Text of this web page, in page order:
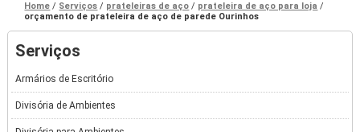
Home Serviços prateleiras de aço
prateleira de aço para loja
orçamento de prateleira de aço de parede Ourinhos
Serviços
Armários de Escritório
Divisória de Ambientes